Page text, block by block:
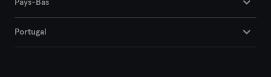
Pays-Bas
Portugal